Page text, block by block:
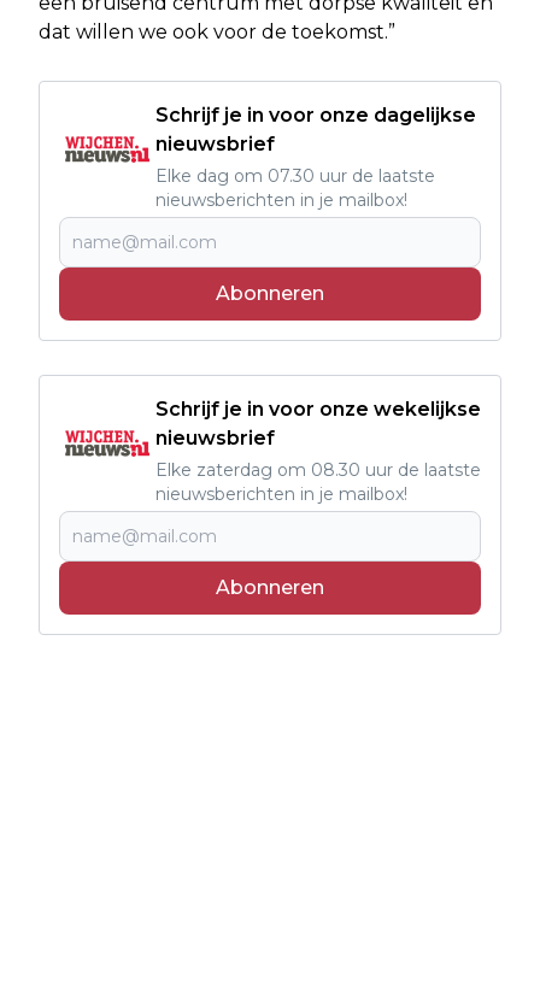
dat willen we ook voor de toekomst.”
Schrijf je in voor onze dagelijkse
nieuwsbrief
Elke dag om 07.30 uur de laatste
nieuwsberichten in je mailbox!
Abonneren
Schrijf je in voor onze wekelijkse
nieuwsbrief
Elke zaterdag om 08.30 uur de laatste
nieuwsberichten in je mailbox!
Abonneren